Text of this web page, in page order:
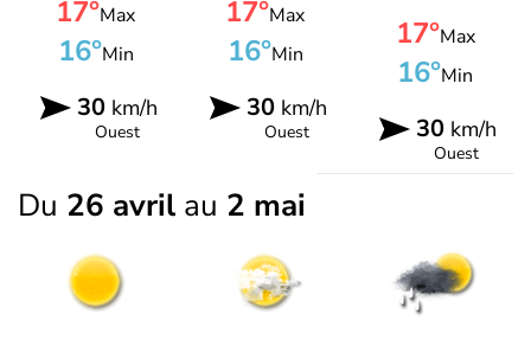
17°Max
16°Min
30km/h
Ouest
17°Max
16°Min
30km/h
Ouest
17°Max
16°Min
30 km/h
Ouest
Du 26 avril au 2 mai